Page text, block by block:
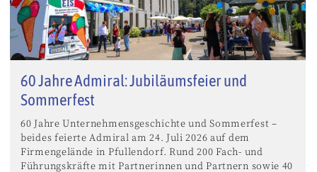
60 Jahre Admiral: Jubiläumsfeier und
Sommerfest
60 Jahre Unternehmensgeschichte und Sommerfest –
beides feierte Admiral am 24. Juli 2026 auf dem
Firmengelände in Pfullendorf. Rund 200 Fach- und
Führungskräfte mit Partnerinnen und Partnern sowie 40